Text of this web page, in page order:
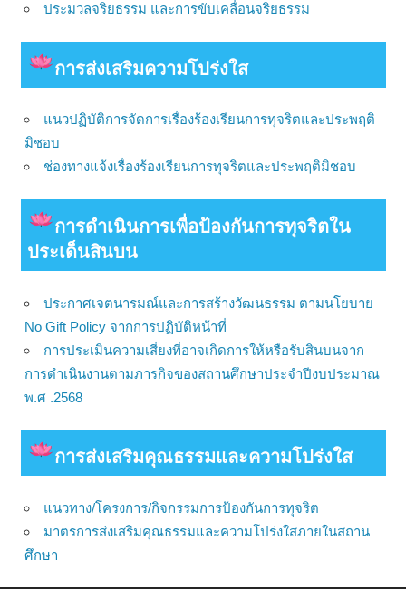
ประมวลจริยธรรม และการขับเคลื่อนจริยธรรม
การส่งเสริมความโปร่งใส
แนวปฏิบัติการจัดการเรื่องร้องเรียนการทุจริตและประพฤติ
มิชอบ
ช่องทางแจ้งเรื่องร้องเรียนการทุจริตและประพฤติมิชอบ
การดําเนินการเพื่อป้องกันการทุจริตใน
ประเด็นสินบน
ประกาศเจตนารมณ์และการสร้างวัฒนธรรม ตามนโยบาย
No Gift Policy จากการปฏิบัติหน้าที่
การประเมินความเสี่ยงที่อาจเกิดการให้หรือรับสินบนจาก
การดำเนินงานตามภารกิจของสถานศึกษาประจำปีงบประมาณ
พ.ศ .2568
การส่งเสริมคุณธรรมและความโปร่งใส
แนวทาง/โครงการ/กิจกรรมการป้องกันการทุจริต
มาตรการส่งเสริมคุณธรรมและความโปร่งใสภายในสถาน
ศึกษา